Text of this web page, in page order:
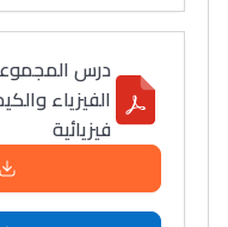
درس
الفيزياء
فيزيائية